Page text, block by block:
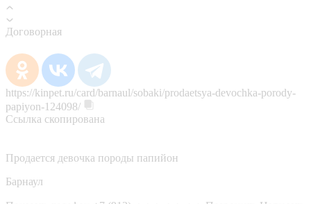
Договорная
https://kinpet.ru/card/barnaul/sobaki/prodaetsya-devochka-porody-
papiyon-124098/
Ссылка скопирована
Продается девочка породы папийон
Барнаул